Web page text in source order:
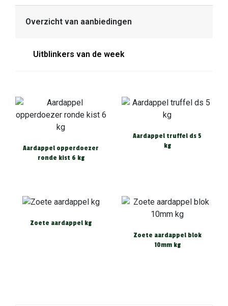
Overzicht van aanbiedingen
Uitblinkers van de week
Aardappel opperdoezer
ronde kist 6 kg
Aardappel truffel ds 5
kg
Zoete aardappel kg
Zoete aardappel blok
10mm kg